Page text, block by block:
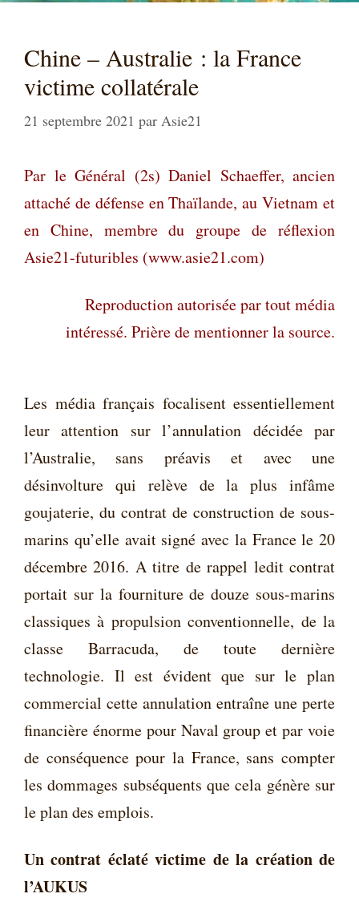
Chine – Australie : la France
victime collatérale
21 septembre 2021 par Asie21
Par le Général (2s) Daniel Schaeffer, ancien
attaché de défense en Thaïlande, au Vietnam et
en Chine, membre du groupe de réflexion
Asie21-futuribles (www.asie21.com)
Reproduction autorisée par tout média
intéressé. Prière de mentionner la source.
Les média français focalisent essentiellement
leur attention sur l’annulation décidée par
l’Australie, sans préavis et avec une
désinvolture qui relève de la plus infâme
goujaterie, du contrat de construction de sous-
marins qu’elle avait signé avec la France le 20
décembre 2016. A titre de rappel ledit contrat
portait sur la fourniture de douze sous-marins
classiques à propulsion conventionnelle, de la
classe Barracuda, de toute dernière
technologie. Il est évident que sur le plan
commercial cette annulation entraîne une perte
financière énorme pour Naval group et par voie
de conséquence pour la France, sans compter
les dommages subséquents que cela génère sur
le plan des emplois.
Un contrat éclaté victime de la création de
l’AUKUS